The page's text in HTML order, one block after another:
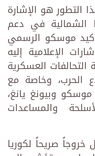
التطور هو الإشارة
الشمالية في دعم
موسكو الرسمي
الإعلامية إليه
العسكرية
الحرب، وخاصة مع
وبيونغ يانغ،
والمساعدات
صريحاً لكوريا